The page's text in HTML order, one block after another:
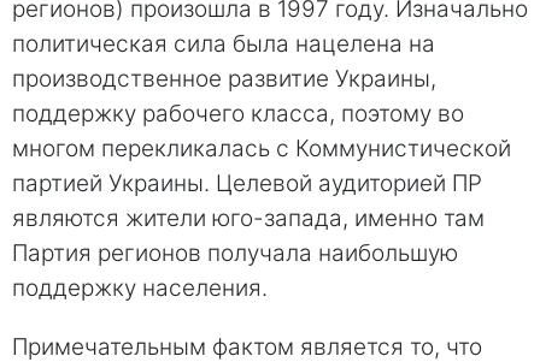
регионов) произошла в 1997 году. Изначально
политическая сила была нацелена на
производственное развитие Украины,
поддержку рабочего класса, поэтому во
многом перекликалась с Коммунистической
партией Украины. Целевой аудиторией ПР
являются жители юго-запада, именно там
Партия регионов получала наибольшую
поддержку населения.
Примечательным фактом является то, что